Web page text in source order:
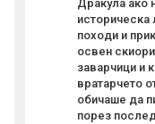
Дракула ако
историческа
походи и
освен
заварчици и
вратарчето
обичаше да
порез